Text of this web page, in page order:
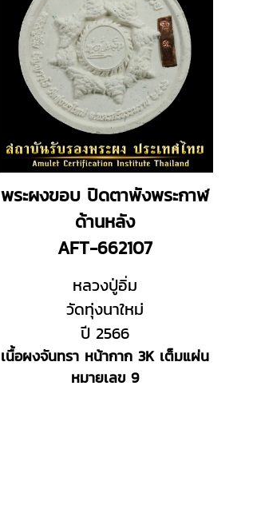
พระผงขอบ ปิดตาพังพระกาฬ
ด้านหลัง
AFT-662107
หลวงปู่อิ่ม
วัดทุ่งนาใหม่
ปี 2566
เนื้อผงจันทรา หน้ากาก 3K เต็มแผ่น
หมายเลข 9